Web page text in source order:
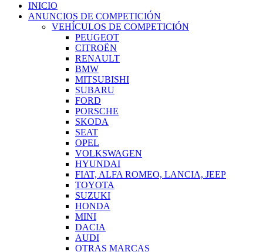
INICIO
ANUNCIOS DE COMPETICIÓN
VEHÍCULOS DE COMPETICIÓN
PEUGEOT
CITROËN
RENAULT
BMW
MITSUBISHI
SUBARU
FORD
PORSCHE
SKODA
SEAT
OPEL
VOLKSWAGEN
HYUNDAI
FIAT, ALFA ROMEO, LANCIA, JEEP
TOYOTA
SUZUKI
HONDA
MINI
DACIA
AUDI
OTRAS MARCAS